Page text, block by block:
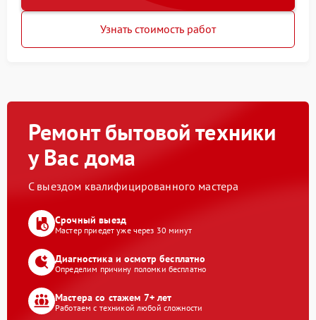
Узнать стоимость работ
Ремонт бытовой техники
у Вас дома
С выездом квалифицированного мастера
Срочный выезд
Мастер приедет уже через 30 минут
Диагностика и осмотр бесплатно
Определим причину поломки бесплатно
Мастера со стажем 7+ лет
Работаем с техникой любой сложности